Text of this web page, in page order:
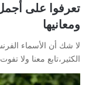
تعرفوا على
ومعانيها
لا شك أن الأسماء
الكثير،تابع معنا ولا